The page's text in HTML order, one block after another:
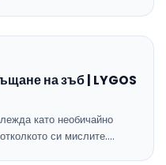
на зъб | LYGOS
като необичайно
си мислите.…